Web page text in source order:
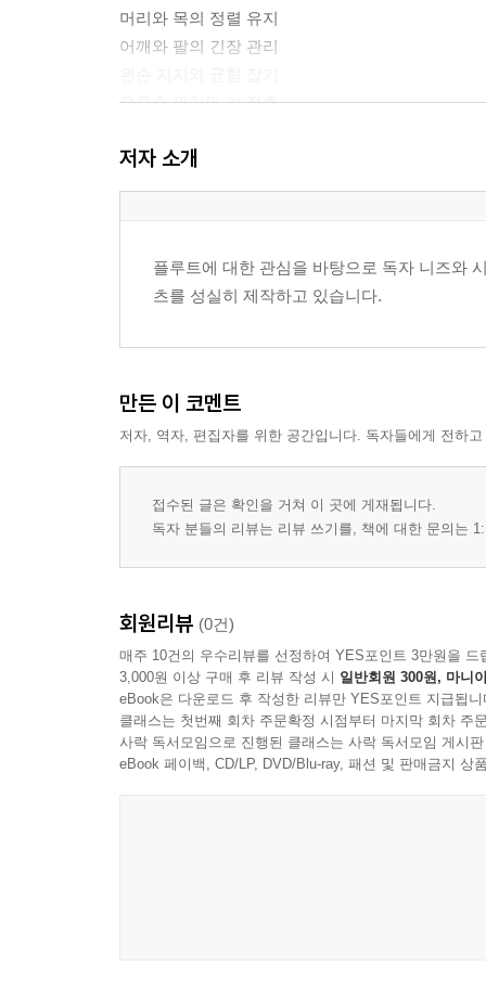
머리와 목의 정렬 유지
어깨와 팔의 긴장 관리
오른손 위치와 키 접촉
3장 호흡과 공기 흐름
날숨의 안정성과 지속
공기 압력과 속도 조절
4장 앰부셔와 음 만들기
입술 형태의 안정화
취구 위치와 방향 설정
공기 흐름의 중심 잡기
첫 소리 시작의 일관성
5장 음정과 소리의 안정
튜닝 기준 설정과 유지
음정 흔들림의 주요 원인
호흡 변화에 따른 음정 변화
강약 변화에 따른 음정 변화
저자 소개
플루트에 대한 관심을 바탕으로 독자 니즈와
츠를 성실히 제작하고 있습니다.
만든 이 코멘트
저자, 역자, 편집자를 위한 공간입니다. 독자들에게 전하
접수된 글은 확인을 거쳐 이 곳에 게재됩니다.
독자 분들의 리뷰는 리뷰 쓰기를, 책에 대한 문의는
회원리뷰 (0건)
매주 10건의 우수리뷰를 선정하여 YES포인트 3만원을 드
3,000원 이상 구매 후 리뷰 작성 시 일반회원 300원, 마니
eBook은 다운로드 후 작성한 리뷰만 YES포인트 지급됩니
클래스는 첫번째 회차 주문확정 시점부터 마지막 회차 주
사락 독서모임으로 진행된 클래스는 사락 독서모임 게시
eBook 페이백, CD/LP, DVD/Blu-ray, 패션 및 판매금지 상